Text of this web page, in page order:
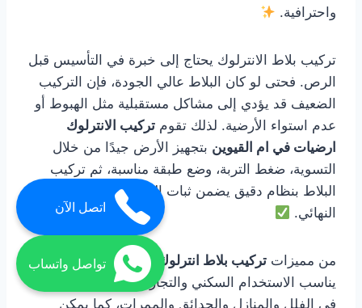
واحترافية.
تركيب بلاط الانترلوك يحتاج إلى خبرة في التأسيس قبل
الرص. فحتى لو كان البلاط عالي الجودة، فإن التركيب
الضعيف قد يؤدي إلى مشاكل مستقبلية مثل الهبوط أو
عدم استواء الأرضية. لذلك تقوم تركيب الانترلوك
ارضيات في ام القيوين بتجهيز الأرض جيدًا من خلال
التسوية، ضغط التربة، وضع طبقة مناسبة، ثم تركيب
البلاط بنظام دقيق يضمن ثبات القطع وتناسق الشكل
النهائي.
من مميزات تركيب بلاط انترلوك في ام القيوين
أنه
يناسب الاستخدام السكني والتجاري. يمكن استخدامه
في الفلل والمنازل والحدائق والممرات، كما يمكن
اتصل الآن
تواصل واتساب